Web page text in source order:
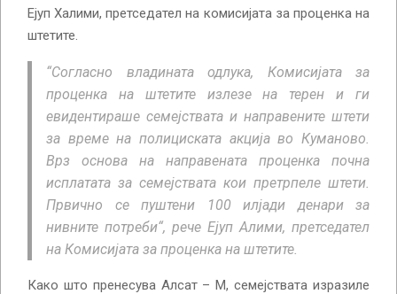
Ејуп Халими, претседател на комисијата за проценка на
штетите.
“Согласно владината одлука, Комисијата за
проценка на штетите излезе на терен и ги
евидентираше семејствата и направените штети
за време на полициската акција во Куманово.
Врз основа на направената проценка почна
исплатата за семејствата кои претрпеле штети.
Првично се пуштени 100 илјади денари за
нивните потреби“, рече Ејуп Алими, претседател
на Комисијата за проценка на штетите.
Како што пренесува Алсат – М, семејствата изразиле